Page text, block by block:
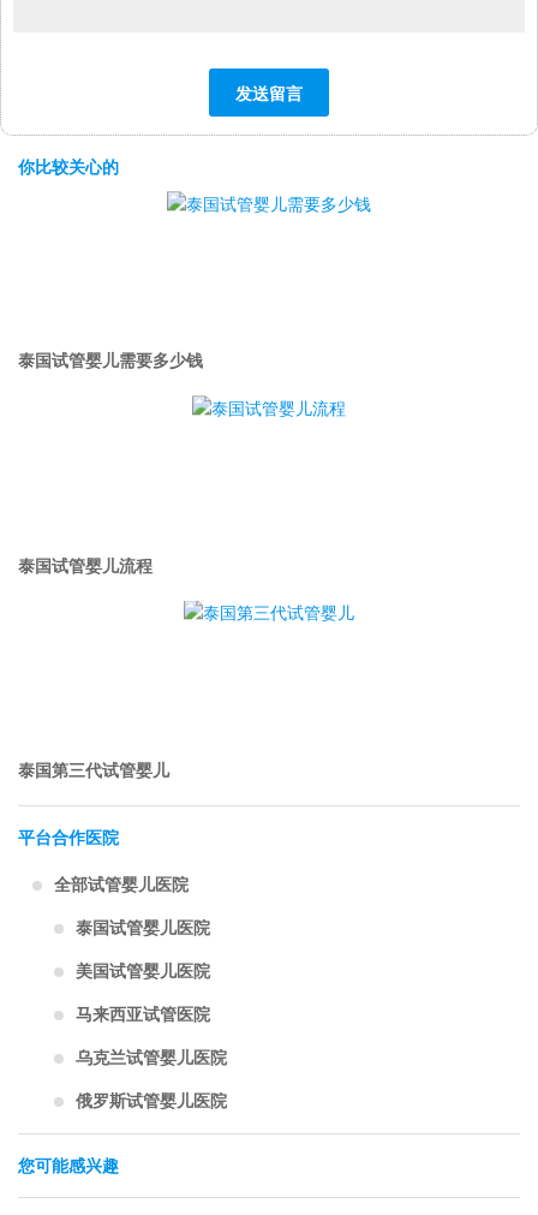
你比较关心的
泰国试管婴儿需要多少钱
泰国试管婴儿流程
泰国第三代试管婴儿
平台合作医院
全部试管婴儿医院
泰国试管婴儿医院
美国试管婴儿医院
马来西亚试管医院
乌克兰试管婴儿医院
俄罗斯试管婴儿医院
您可能感兴趣